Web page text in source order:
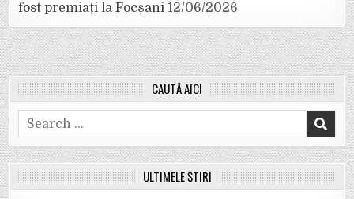
fost premiați la Focșani 12/06/2026
CAUTĂ AICI
Search
for:
ULTIMELE ȘTIRI